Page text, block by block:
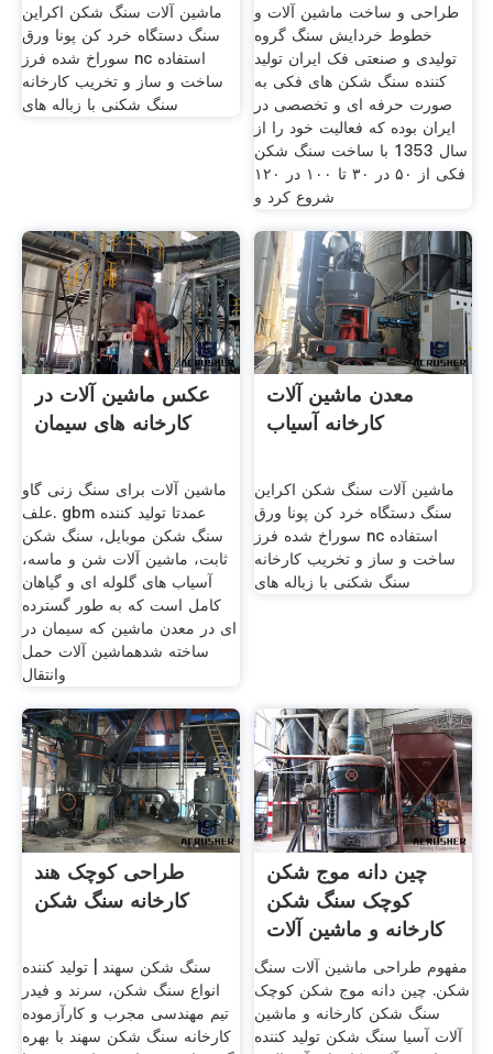
ماشین آلات سنگ شکن اکراین
سنگ دستگاه خرد کن پونا ورق
سوراخ شده فرز nc استفاده
ساخت و ساز و تخریب کارخانه
سنگ شکنی با زباله های
طراحی و ساخت ماشین آلات و
خطوط خردایش سنگ گروه
تولیدی و صنعتی فک ایران تولید
کننده سنگ شکن های فکی به
صورت حرفه ای و تخصصی در
ایران بوده که فعالیت خود را از
سال 1353 با ساخت سنگ شکن
فکی از ۵۰ در ۳۰ تا ۱۰۰ در ۱۲۰
شروع کرد و
عکس ماشین آلات در
کارخانه های سیمان
ماشین آلات برای سنگ زنی گاو
علف. gbm عمدتا تولید کننده
سنگ شکن موبایل، سنگ شکن
ثابت، ماشین آلات شن و ماسه،
آسیاب های گلوله ای و گیاهان
کامل است که به طور گسترده
ای در معدن ماشین که سیمان در
ساخته شدهماشین آلات حمل
وانتقال
معدن ماشین آلات
کارخانه آسیاب
ماشین آلات سنگ شکن اکراین
سنگ دستگاه خرد کن پونا ورق
سوراخ شده فرز nc استفاده
ساخت و ساز و تخریب کارخانه
سنگ شکنی با زباله های
طراحی کوچک هند
کارخانه سنگ شکن
سنگ شکن سهند | تولید کننده
انواع سنگ شکن، سرند و فیدر
تيم مهندسی مجرب و كارآزموده
کارخانه سنگ شکن سهند با بهره
چین دانه موج شکن
کوچک سنگ شکن
کارخانه و ماشین آلات
مفهوم طراحی ماشین آلات سنگ
شکن. چین دانه موج شکن کوچک
سنگ شکن کارخانه و ماشین
آلات آسیا سنگ شکن تولید کننده